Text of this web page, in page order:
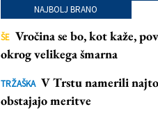
NAJBOLJ BRANO
ŠE Vročina se bo, kot kaže,
okrog velikega šmarna
TRŽAŠKA V Trstu namerili
obstajajo meritve